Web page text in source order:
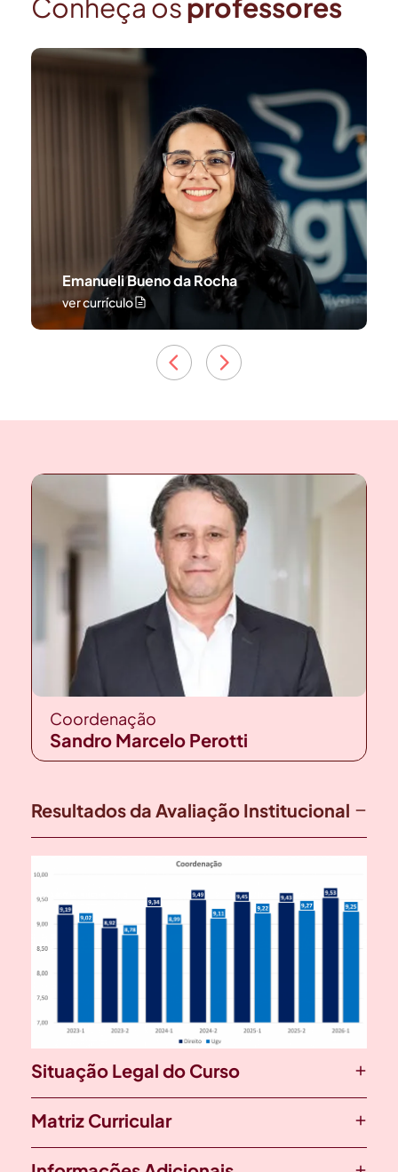
Conheça osprofessores
Emanueli Bueno da Rocha
ver currículo
Coordenação
Sandro Marcelo Perotti
Resultados da Avaliação Institucional
Situação Legal do Curso
Matriz Curricular